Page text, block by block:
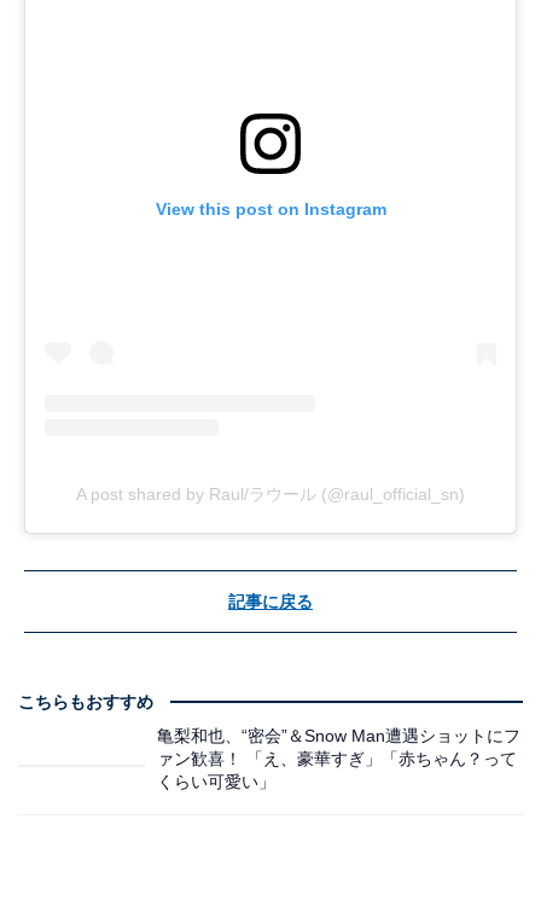
View this post on Instagram
A post shared by Raul/ラウール (@raul_official_sn)
記事に戻る
こちらもおすすめ
亀梨和也、“密会”＆Snow Man遭遇ショットにフ
ァン歓喜！ 「え、豪華すぎ」「赤ちゃん？って
くらい可愛い」